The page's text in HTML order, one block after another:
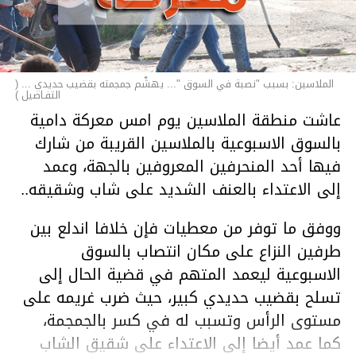
الملاسين: بسبب "نصبة في السوق "... يهشّم جمجمته بقضيب حديدي ... (
التفـاصيل )
عاشت منطقة الملاسين يوم امس معركة دامية
بالسوق الاسبوعية بالملاسين القريبة من شارك
فيها أحد المنحرفين المعروفين بالجهة، وعمد
إلى الاعتداء بالعنف الشديد على شاب وشقيقه..
ووفق ما توفر من معطيات فإن خلافا اندلع بين
طرفين النزاع على مكان انتصاب بالسوق
الاسبوعية ليعمد المتهم في قضية الحال إلى
تسلح بقضيب حديدي كبير، حيث ضرب غريمه على
مستوى الرأس وتسبب له في كسر بالجمجمة،
كما عمد أيضا إلى الاعتداء على شقيق الشاب